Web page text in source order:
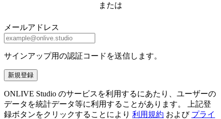
または
メールアドレス
サインアップ用の認証コードを送信します。
新規登録
ONLIVE Studio のサービスを利用するにあたり、ユーザーの
データを統計データ等に利用することがあります。 上記登
録ボタンをクリックすることにより 利用規約 および プライ